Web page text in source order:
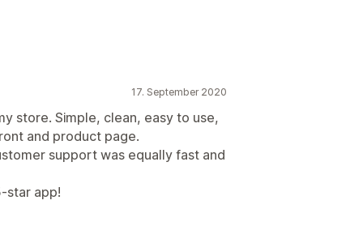
17. September 2020
store. Simple, clean, easy to use,
and product page.
support was equally fast and
star app!